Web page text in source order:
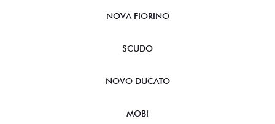
NOVA FIORINO
SCUDO
NOVO DUCATO
MOBI